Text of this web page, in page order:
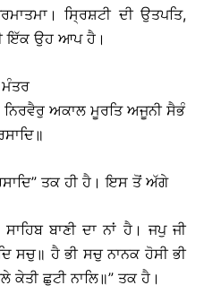
ਸ੍ਰਿਸ਼ਟੀ ਦੀ ਉਤਪਤਿ,
ਇੱਕ ਉਹ ਆਪ ਹੈ।
ਅਕਾਲ ਮੂਰਤਿ ਅਜੂਨੀ ਸੈਭੰ
ਤਕ ਹੀ ਹੈ। ਇਸ ਤੋਂ ਅੱਗੇ
ਬਾਣੀ ਦਾ ਨਾਂ ਹੈ। ਜਪੁ ਜੀ
ਸਚੁ॥ ਹੈ ਭੀ ਸਚੁ ਨਾਨਕ ਹੋਸੀ ਭੀ
ਕੇਤੀ ਛੁਟੀ ਨਾਲਿ॥” ਤਕ ਹੈ।